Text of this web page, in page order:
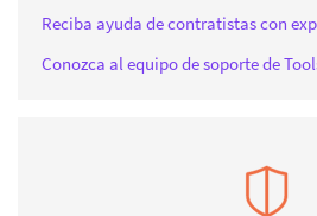
Reciba ayuda de contratistas con
Conozca al equipo de soporte de